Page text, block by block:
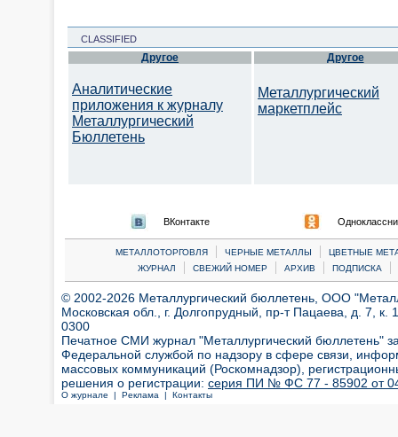
CLASSIFIED
Другое
Аналитические
приложения к журналу
Металлургический
Бюллетень
Другое
Металлургический
маркетплейс
ВКонтакте
МЕТАЛЛОТОРГОВЛЯ | ЧЕРНЫЕ МЕТАЛЛЫ |
ЦВЕТНЫЕ
ЖУРНАЛ
| СВЕЖИЙ НОМЕР | АРХИВ | ПОДПИСКА |
© 2002-2026 Металлургический бюллетень, ООО
Московская обл., г. Долгопрудный, пр-т Пацаева, д. 7,
0300
Печатное СМИ журнал "Металлургический бюллетень"
Федеральной службой по надзору в сфере связи,
массовых коммуникаций (Роскомнадзор),
решения о регистрации: серия ПИ № ФС 77 - 85902 от 04
О журнале | Реклама | Контакты